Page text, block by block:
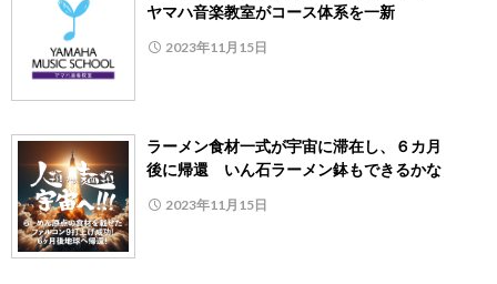
ヤマハ音楽教室がコース体系を一新
2023年11月15日
ラーメン食材一式が宇宙に滞在し、６カ月
後に帰還 いん石ラーメン鉢もできるかな
2023年11月15日